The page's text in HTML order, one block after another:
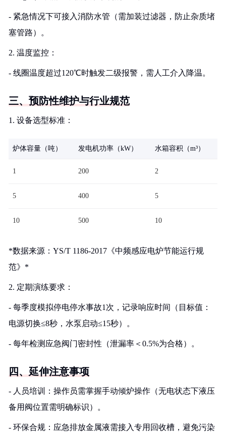
- 紧急情况下可接入消防水管（需加装过滤器，防止杂质堵
塞管路）。
2. 温度监控：
- 线圈温度超过120℃时触发二级报警，需人工介入降温。
三、预防性维护与行业规范
1. 设备选型标准：
炉体容量（吨） 发电机功率（kW） 水箱容积（m³）
1 200 2
5 400 5
10 500 10
*数据来源：YS/T 1186-2017《中频感应电炉节能运行规
范》*
2. 定期演练要求：
- 每季度模拟停电停水事故1次，记录响应时间（目标值：
电源切换≤8秒，水泵启动≤15秒）。
- 每年检测应急阀门密封性（泄漏率＜0.5%为合格）。
四、延伸注意事项
- 人员培训：操作员需掌握手动倾炉操作（无电状态下液压
备用阀位置需明确标识）。
- 环保合规：应急排放金属液需接入专用回收槽，避免污染